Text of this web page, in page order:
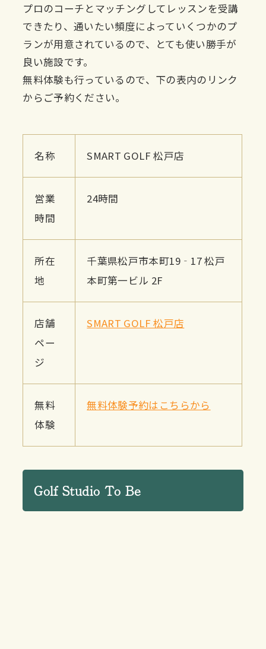
プロのコーチとマッチングしてレッスンを受講
できたり、通いたい頻度によっていくつかのプ
ランが用意されているので、とても使い勝手が
良い施設です。
無料体験も行っているので、下の表内のリンク
からご予約ください。
名称 SMART GOLF 松戸店
営業
時間
24時間
所在
地
千葉県松戸市本町19‐17 松戸
本町第一ビル 2F
店舗
ペー
ジ
SMART GOLF 松戸店
無料
体験
無料体験予約はこちらから
Golf Studio To Be